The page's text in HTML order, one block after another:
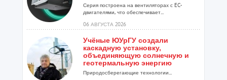
Серия построена на вентиляторах с EC-
двигателями, что обеспечивает...
06 АВГУСТА 2026
Учёные ЮУрГУ создали
каскадную установку,
объединяющую солнечную и
геотермальную энергию
Природосберегающие технологии...